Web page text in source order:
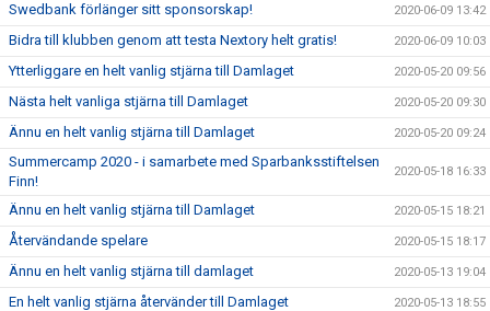
Swedbank förlänger sitt sponsorskap! 2020-06-09 13:42
Bidra till klubben genom att testa Nextory helt gratis! 2020-06-09 10:03
Ytterliggare en helt vanlig stjärna till Damlaget 2020-05-20 09:56
Nästa helt vanliga stjärna till Damlaget 2020-05-20 09:30
Ännu en helt vanlig stjärna till Damlaget 2020-05-20 09:24
Summercamp 2020 - i samarbete med Sparbanksstiftelsen
Finn!
2020-05-18 16:33
Ännu en helt vanlig stjärna till Damlaget 2020-05-15 18:21
Återvändande spelare 2020-05-15 18:17
Ännu en helt vanlig stjärna till damlaget 2020-05-13 19:04
En helt vanlig stjärna återvänder till Damlaget 2020-05-13 18:55